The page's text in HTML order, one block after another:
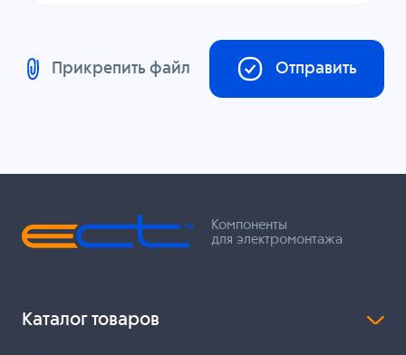
Прикрепить файл Отправить
Компоненты
для электромонтажа
Каталог товаров